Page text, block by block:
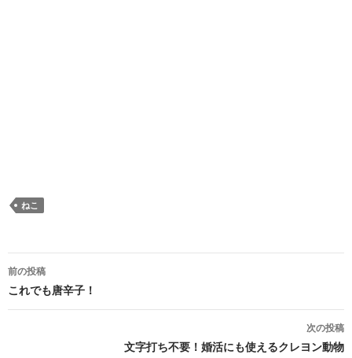
ねこ
前の投稿
これでも唐辛子！
次の投稿
文字打ち不要！婚活にも使えるクレヨン動物